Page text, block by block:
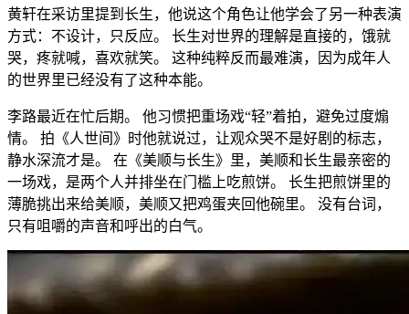
黄轩在采访里提到长生，他说这个角色让他学会了另一种表演
方式：不设计，只反应。 长生对世界的理解是直接的，饿就
哭，疼就喊，喜欢就笑。 这种纯粹反而最难演，因为成年人
的世界里已经没有了这种本能。
李路最近在忙后期。 他习惯把重场戏“轻”着拍，避免过度煽
情。 拍《人世间》时他就说过，让观众哭不是好剧的标志，
静水深流才是。 在《美顺与长生》里，美顺和长生最亲密的
一场戏，是两个人并排坐在门槛上吃煎饼。 长生把煎饼里的
薄脆挑出来给美顺，美顺又把鸡蛋夹回他碗里。 没有台词，
只有咀嚼的声音和呼出的白气。